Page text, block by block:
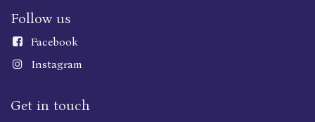
Follow us
Facebook
Instagram
Get in touch